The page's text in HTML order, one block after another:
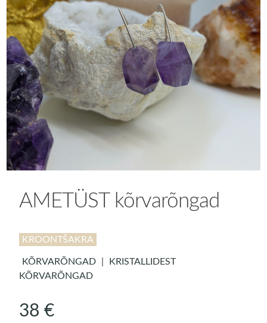
AMETÜST kõrvarõngad
38€
KÕRVARÕNGAD
KRISTALLIDEST
KÕRVARÕNGAD
KROONTŠAKRA